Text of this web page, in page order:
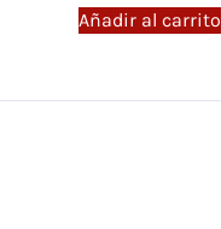
Añadir al carrito